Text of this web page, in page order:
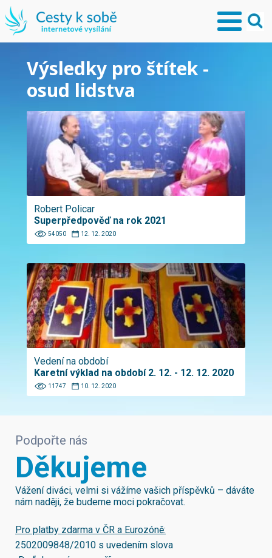
Výsledky pro štítek -
osud lidstva
Robert Policar
Superpředpověď na rok 2021
54050 12. 12. 2020
Vedení na období
Karetní výklad na období 2. 12. - 12. 12. 2020
11747 10. 12. 2020
Podpořte nás
Děkujeme
Vážení diváci, velmi si vážíme vašich příspěvků – dáváte
nám naději, že budeme moci pokračovat.
Pro platby zdarma v ČR a Eurozóně:
2502009848/2010 s uvedením slova